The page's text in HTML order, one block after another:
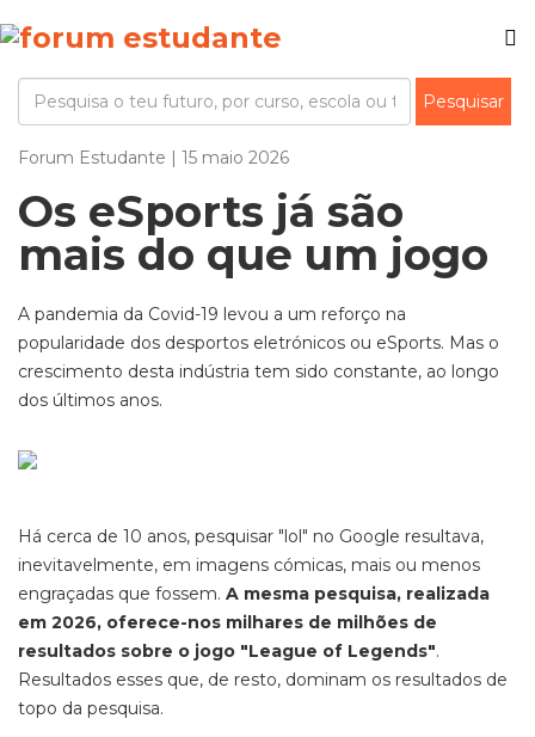
Forum Estudante | 15 maio 2026
Os eSports já são
mais do que um jogo
A pandemia da Covid-19 levou a um reforço na
popularidade dos desportos eletrónicos ou eSports. Mas o
crescimento desta indústria tem sido constante, ao longo
dos últimos anos.
Há cerca de 10 anos, pesquisar "lol" no Google resultava,
inevitavelmente, em imagens cómicas, mais ou menos
engraçadas que fossem. A mesma pesquisa, realizada
em 2026, oferece-nos milhares de milhões de
resultados sobre o jogo "League of Legends".
Resultados esses que, de resto, dominam os resultados de
topo da pesquisa.